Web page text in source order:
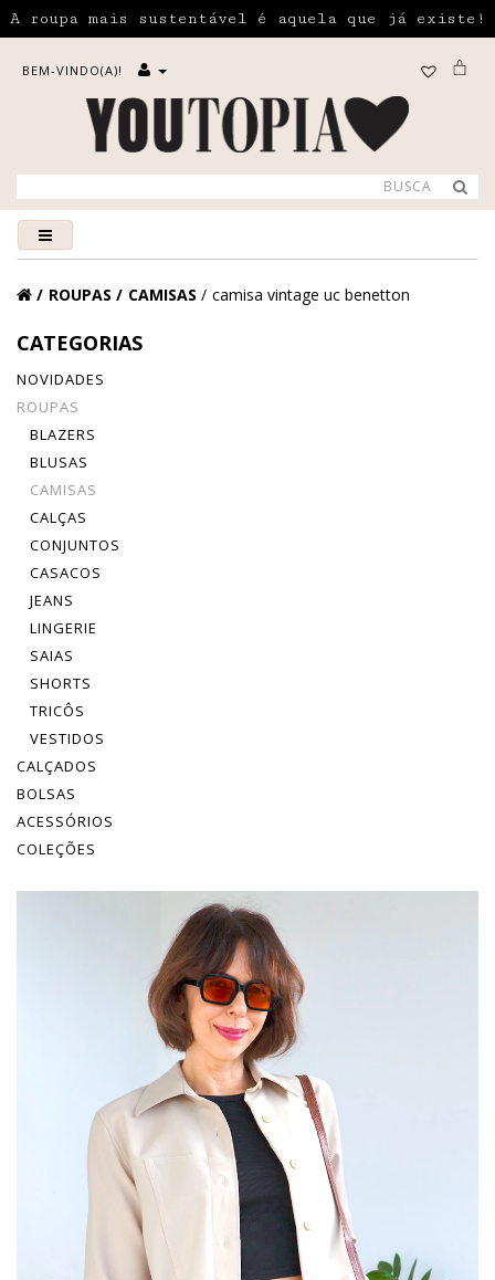
A roupa mais sustentável é aquela que já existe!
BEM-VINDO(A)!
ROUPAS CAMISAS camisa vintage uc benetton
CATEGORIAS
NOVIDADES
ROUPAS
BLAZERS
BLUSAS
CAMISAS
CALÇAS
CONJUNTOS
CASACOS
JEANS
LINGERIE
SAIAS
SHORTS
TRICÔS
VESTIDOS
CALÇADOS
BOLSAS
ACESSÓRIOS
COLEÇÕES